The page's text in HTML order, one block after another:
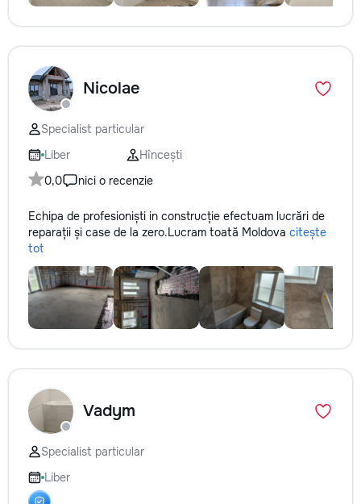
Nicolae
Specialist particular
Liber
Hîncești
0,0
nici o recenzie
Echipa de profesioniști in construcție efectuam lucrări de
reparații și case de la zero.Lucram toată Moldova citește
tot
Vadym
Specialist particular
Liber